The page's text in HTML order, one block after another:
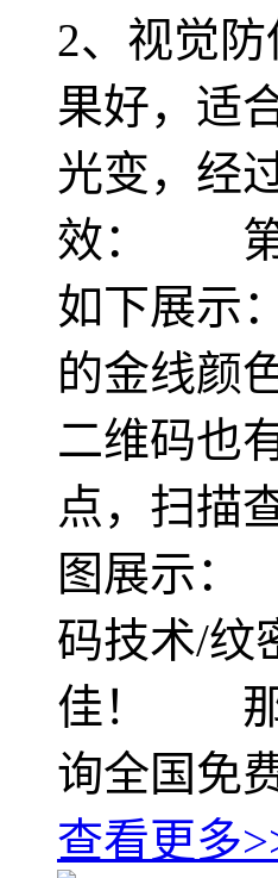
2、视觉
果好，适
光变，经
效： 第
如下展示
的金线颜
二维码也
点，扫描
图展示：
码技术/纹
佳！ 那
询全国免
查看更多